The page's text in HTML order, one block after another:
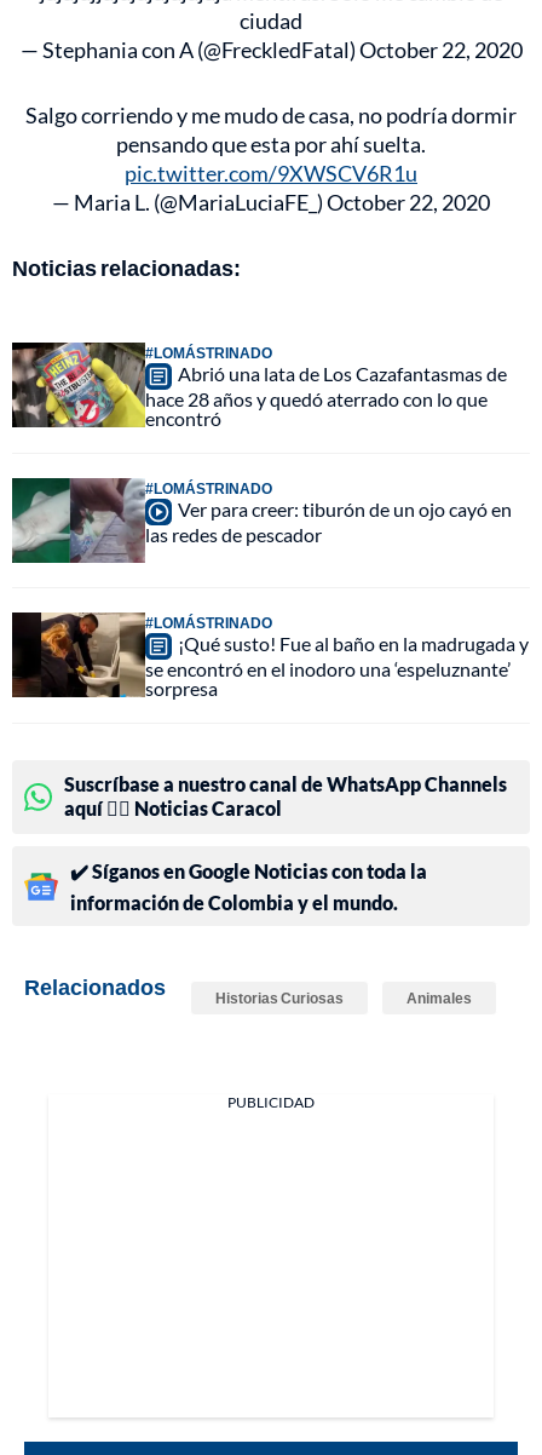
ciudad
— Stephania con A (@FreckledFatal)October 22, 2020
Salgo corriendo y me mudo de casa, no podría dormir
pensando que esta por ahí suelta.
pic.twitter.com/9XWSCV6R1u
— Maria L. (@MariaLuciaFE_)October 22, 2020
Noticias relacionadas:
#LOMÁSTRINADO
Abrió una lata de Los Cazafantasmas de
hace 28 años y quedó aterrado con lo que
encontró
#LOMÁSTRINADO
Ver para creer: tiburón de un ojo cayó en
las redes de pescador
#LOMÁSTRINADO
¡Qué susto! Fue al baño en la madrugada y
se encontró en el inodoro una ‘espeluznante’
sorpresa
Suscríbase a nuestro canal de WhatsApp Channels
aquí 👉🏻 Noticias Caracol
✔️ Síganos en Google Noticias con toda la
información de Colombia y el mundo.
Relacionados Historias Curiosas Animales
PUBLICIDAD